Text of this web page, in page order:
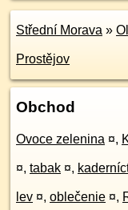
Střední Morava »
Prostějov
Obchod
Ovoce zelenina ¤,
¤, tabak ¤,
lev ¤, oblečenie ¤,